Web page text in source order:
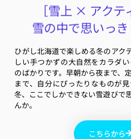
［雪上 × アクテ
雪の中で思いっ
ひがし北海道で楽しめる冬のアク
しい手つかずの大自然をカラダ
のばかりです。早朝から夜まで、
まで、自分にぴったりなものが
冬、ここでしかできない雪遊びで
んか。
こちらから